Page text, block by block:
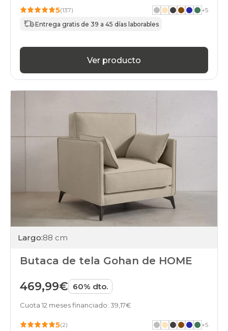
5(137) +5
Entrega gratis de 39 a 45 días laborables
Ver producto
Largo:88 cm
Butaca de tela Gohan de HOME
469,99€ 60% dto.
Cuota 12 meses financiado: 39,17€
5(2) +5